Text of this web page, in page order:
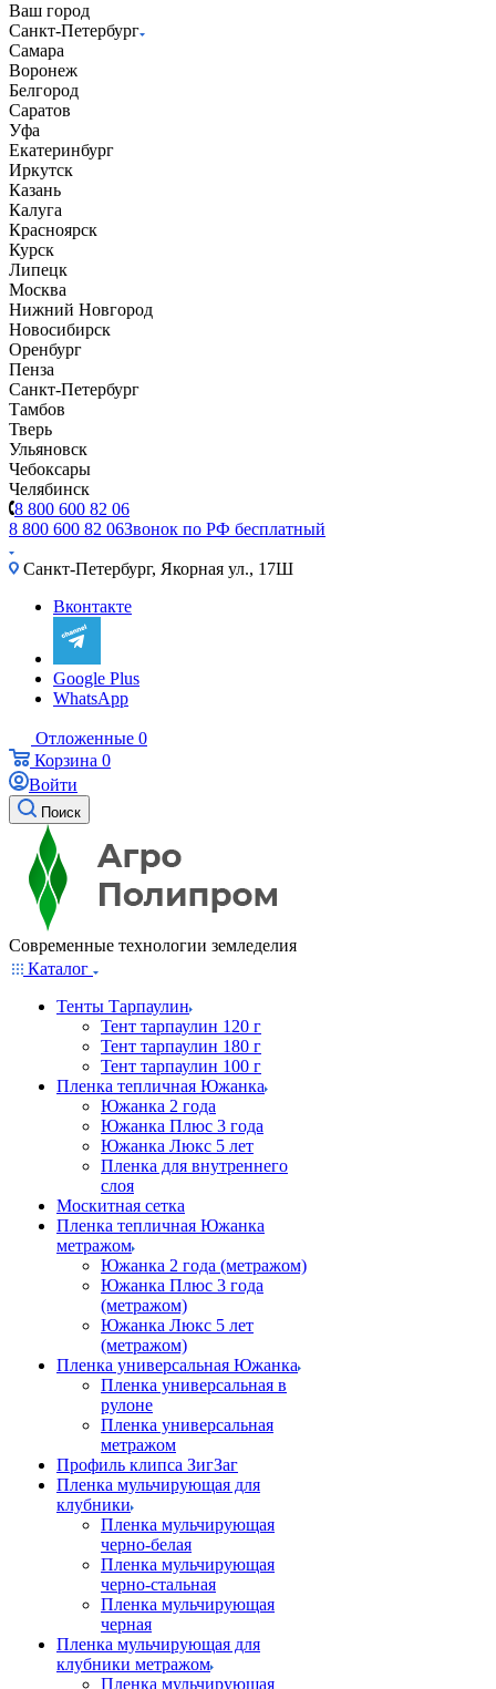
Ваш город
Санкт-Петербург
Самара
Воронеж
Белгород
Саратов
Уфа
Екатеринбург
Иркутск
Казань
Калуга
Красноярск
Курск
Липецк
Москва
Нижний Новгород
Новосибирск
Оренбург
Пенза
Санкт-Петербург
Тамбов
Тверь
Ульяновск
Чебоксары
Челябинск
8 800 600 82 06
8 800 600 82 06Звонок по РФ бесплатный
Санкт-Петербург, Якорная ул., 17Ш
Вконтакте
Google Plus
WhatsApp
Отложенные 0
Корзина 0
Войти
Поиск
Современные технологии земледелия
Каталог
Тенты Тарпаулин
Тент тарпаулин 120 г
Тент тарпаулин 180 г
Тент тарпаулин 100 г
Пленка тепличная Южанка
Южанка 2 года
Южанка Плюс 3 года
Южанка Люкс 5 лет
Пленка для внутреннего
слоя
Москитная сетка
Пленка тепличная Южанка
метражом
Южанка 2 года (метражом)
Южанка Плюс 3 года
(метражом)
Южанка Люкс 5 лет
(метражом)
Пленка универсальная Южанка
Пленка универсальная в
рулоне
Пленка универсальная
метражом
Профиль клипса ЗигЗаг
Пленка мульчирующая для
клубники
Пленка мульчирующая
черно-белая
Пленка мульчирующая
черно-стальная
Пленка мульчирующая
черная
Пленка мульчирующая для
клубники метражом
Пленка мульчирующая